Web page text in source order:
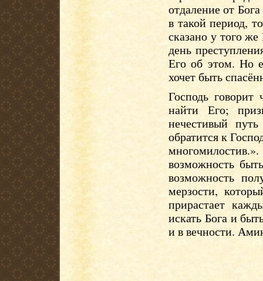
отдаление от
в такой период,
сказано у того
день
Его об этом. Но
хочет быть
Господь
найти Его;
нечестивый
обратится к
возможность
возможность
мерзости,
прирастает
искать Бога и
и в вечности.